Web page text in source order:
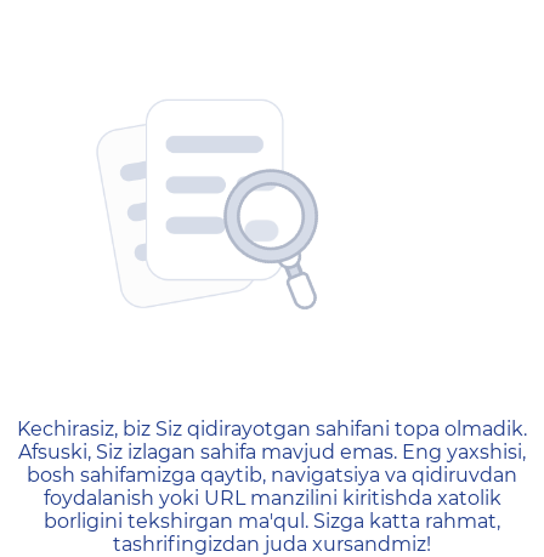
404 — Страница не
Kechirasiz, biz Siz qidirayotgan sahifani topa olmadik.
Afsuski, Siz izlagan sahifa mavjud emas. Eng yaxshisi,
bosh sahifamizga qaytib, navigatsiya va qidiruvdan
foydalanish yoki URL manzilini kiritishda xatolik
borligini tekshirgan ma'qul. Sizga katta rahmat,
tashrifingizdan juda xursandmiz!